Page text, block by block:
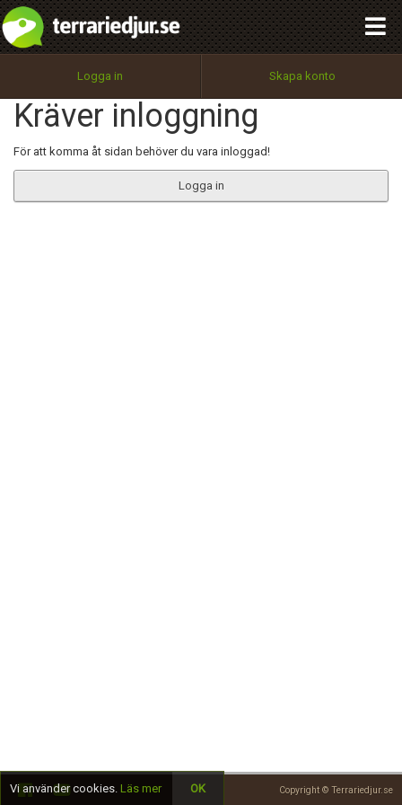
Logga in Skapa konto
Kräver inloggning
För att komma åt sidan behöver du vara inloggad!
Logga in
Copyright © Terrariedjur.se
Utför
100%
OK
integritetspolicy
Namn:
Epost:
Begär nytt lösenord
Tillbaka till förstasidan
Vi använder cookies. Läs mer OK